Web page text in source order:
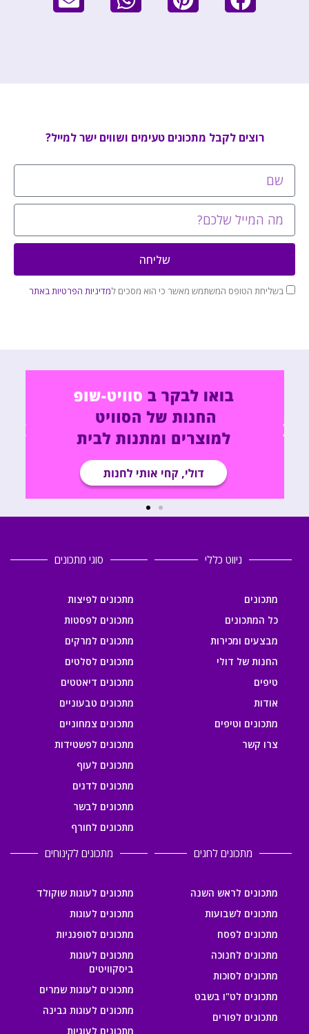
רוצים לקבל מתכונים טעימים ושווים ישר למייל?
בשליחת הטופס המשתמש מאשר כי הוא מסכים למדיניות הפרטיות באתר
שליחה
ניווט כללי
מתכונים
כל המתכונים
מבצעים ומכירות
החנות של דולי
טיפים
אודות
מתכונים וטיפים
צרו קשר
סוגי מתכונים
מתכונים לפיצות
מתכונים לפסטות
מתכונים למרקים
מתכונים לסלטים
מתכונים דיאטטים
מתכונים טבעוניים
מתכונים צמחוניים
מתכונים לפשטידות
מתכונים לעוף
מתכונים לדגים
מתכונים לבשר
מתכונים לחורף
מתכונים לחגים
מתכונים לראש השנה
מתכונים לשבועות
מתכונים לפסח
מתכונים לחנוכה
מתכונים לסוכות
מתכונים לט"ו בשבט
מתכונים לפורים
מתכונים לקינוחים
מתכונים לעוגות שוקולד
מתכונים לעוגות
מתכונים לסופגניות
מתכונים לעוגות
ביסקוויטים
מתכונים לעוגות שמרים
מתכונים לעוגות גבינה
מתכונים לעוגיות